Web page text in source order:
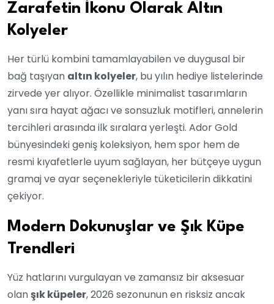
Zarafetin İkonu Olarak Altın
Kolyeler
Her türlü kombini tamamlayabilen ve duygusal bir
bağ taşıyan altın kolyeler, bu yılın hediye listelerinde
zirvede yer alıyor. Özellikle minimalist tasarımların
yanı sıra hayat ağacı ve sonsuzluk motifleri, annelerin
tercihleri arasında ilk sıralara yerleşti. Ador Gold
bünyesindeki geniş koleksiyon, hem spor hem de
resmi kıyafetlerle uyum sağlayan, her bütçeye uygun
gramaj ve ayar seçenekleriyle tüketicilerin dikkatini
çekiyor.
Modern Dokunuşlar ve Şık Küpe
Trendleri
Yüz hatlarını vurgulayan ve zamansız bir aksesuar
olanşık küpeler, 2026 sezonunun en risksiz ancak